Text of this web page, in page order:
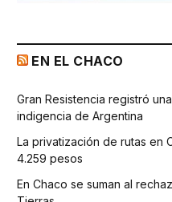
EN EL CHACO
Gran Resistencia registró
indigencia de Argentina
La privatización de rutas en
4.259 pesos
En Chaco se suman al